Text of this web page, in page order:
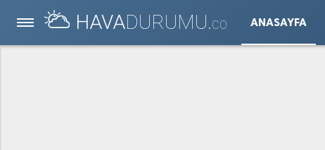
HAVADURUMU.CO ANASAYFA